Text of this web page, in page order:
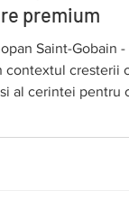
premium
Saint-Gobain -
contextul cresterii
al cerintei pentru
devine